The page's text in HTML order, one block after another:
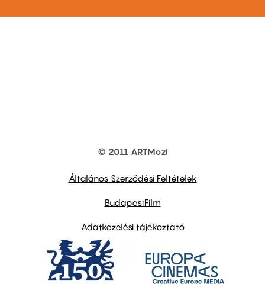
© 2011 ARTMozi
Általános Szerződési Feltételek
BudapestFilm
Adatkezelési tájékoztató